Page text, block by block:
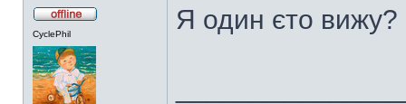
CyclePhil Я один єто